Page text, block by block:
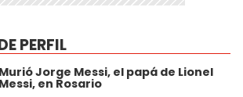
PERFIL
Murió Jorge Messi, el papá de Lionel
Messi, en Rosario